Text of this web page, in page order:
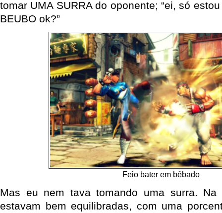
tomar UMA SURRA do oponente; “ei, só
BEUBO ok?”
Feio bater em bêbado
Mas eu nem tava tomando uma surra. Na
estavam bem equilibradas, com uma